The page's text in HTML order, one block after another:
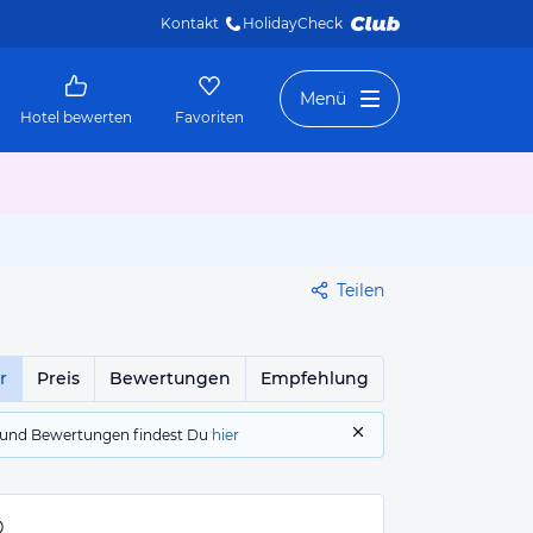
Kontakt HolidayCheck
Hotel bewerten Favoriten
Menü
Teilen
Preis Bewertungen Empfehlung
Bewertungen findest Du hier